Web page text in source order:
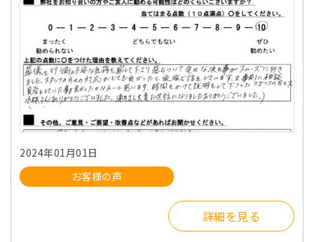
2024年01月01日
お客様の声
詳細を見る